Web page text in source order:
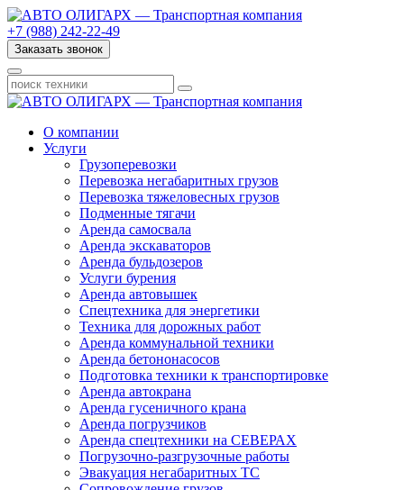
+7 (988) 242-22-49
Заказать звонок
О компании
Услуги
Грузоперевозки
Перевозка негабаритных грузов
Перевозка тяжеловесных грузов
Подменные тягачи
Аренда самосвала
Аренда экскаваторов
Аренда бульдозеров
Услуги бурения
Аренда автовышек
Спецтехника для энергетики
Техника для дорожных работ
Аренда коммунальной техники
Аренда бетононасосов
Подготовка техники к транспортировке
Аренда автокрана
Аренда гусеничного крана
Аренда погрузчиков
Аренда спецтехники на СЕВЕРАХ
Погрузочно-разгрузочные работы
Эвакуация негабаритных ТС